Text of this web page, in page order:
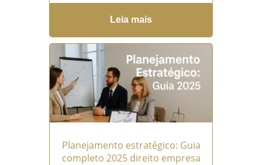
abertura de Empresa não é
apenas um ato burocrático: é
uma decisão jurídica
estratégica... Leia mais →
Leia mais
Planejamento estratégico: Guia
completo 2025 direito empresa